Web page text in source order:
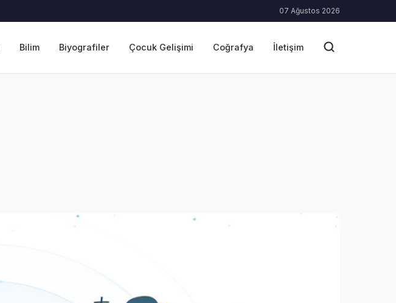
07 Ağustos 2026
Bilim Biyografiler Çocuk Gelişimi Coğrafya İletişim